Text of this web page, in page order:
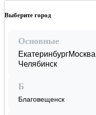
Выберите город
Основные
ЕкатеринбургМосква
Челябинск
Б
Благовещенск